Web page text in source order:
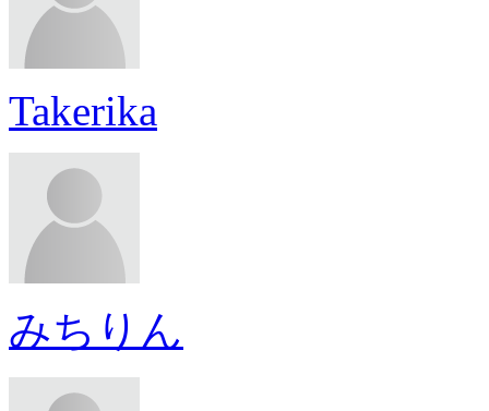
Takerika
みちりん